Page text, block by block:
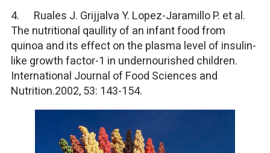
4. Ruales J. Grijjalva Y. Lopez-Jaramillo P. et al.
The nutritional qaullity of an infant food from
quinoa and its effect on the plasma level of insulin-
like growth factor-1 in undernourished children.
International Journal of Food Sciences and
Nutrition.2002, 53: 143-154.